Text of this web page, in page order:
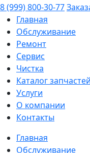
8 (999) 800-30-77
Главная
Обслуживание
Ремонт
Сервис
Чистка
Каталог запчастей
Услуги
О компании
Контакты
Главная
Обслуживание